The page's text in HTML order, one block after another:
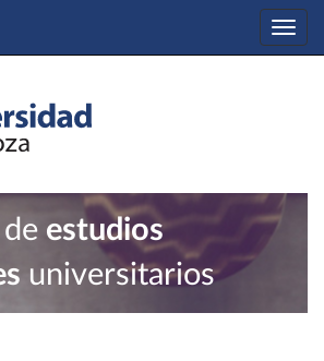
estudios
universitarios